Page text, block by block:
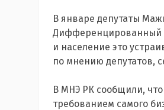
В январе депутаты
Дифференцированный
и население это
по мнению депутатов,
В МНЭ РК сообщили,
требованием самого